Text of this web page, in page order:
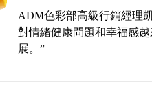
ADM色彩部高級行銷經理
對情緒健康問題和幸福感
展。”